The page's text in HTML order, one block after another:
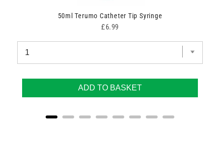
50ml Terumo Catheter Tip Syringe
Price
£6.99
ADD TO BASKET